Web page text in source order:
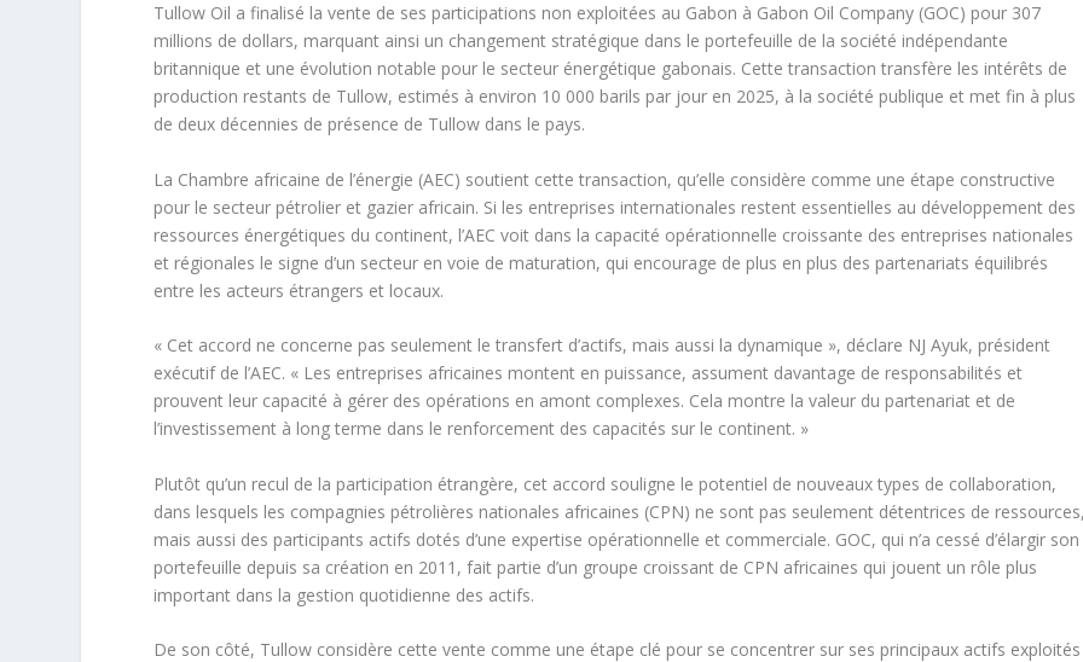
Tullow Oil a finalisé la vente de ses participations non exploitées au Gabon à Gabon Oil Company (GOC) pour 307
millions de dollars, marquant ainsi un changement stratégique dans le portefeuille de la société indépendante
britannique et une évolution notable pour le secteur énergétique gabonais. Cette transaction transfère les intérêts de
production restants de Tullow, estimés à environ 10 000 barils par jour en 2025, à la société publique et met fin à plus
de deux décennies de présence de Tullow dans le pays.
La Chambre africaine de l’énergie (AEC) soutient cette transaction, qu’elle considère comme une étape constructive
pour le secteur pétrolier et gazier africain. Si les entreprises internationales restent essentielles au développement des
ressources énergétiques du continent, l’AEC voit dans la capacité opérationnelle croissante des entreprises nationales
et régionales le signe d’un secteur en voie de maturation, qui encourage de plus en plus des partenariats équilibrés
entre les acteurs étrangers et locaux.
« Cet accord ne concerne pas seulement le transfert d’actifs, mais aussi la dynamique », déclare NJ Ayuk, président
exécutif de l’AEC. « Les entreprises africaines montent en puissance, assument davantage de responsabilités et
prouvent leur capacité à gérer des opérations en amont complexes. Cela montre la valeur du partenariat et de
l’investissement à long terme dans le renforcement des capacités sur le continent. »
Plutôt qu’un recul de la participation étrangère, cet accord souligne le potentiel de nouveaux types de collaboration,
dans lesquels les compagnies pétrolières nationales africaines (CPN) ne sont pas seulement détentrices de
mais aussi des participants actifs dotés d’une expertise opérationnelle et commerciale. GOC, qui n’a cessé d’élargir son
portefeuille depuis sa création en 2011, fait partie d’un groupe croissant de CPN africaines qui jouent un rôle plus
important dans la gestion quotidienne des actifs.
De son côté, Tullow considère cette vente comme une étape clé pour se concentrer sur ses principaux actifs exploités